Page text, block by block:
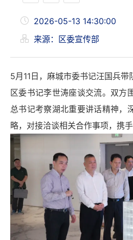
2026-05-13 14:30:00
来源：区委宣传部
5月11日，麻城市委书记汪国兵带
区委书记李世涛座谈交流。双方
总书记考察湖北重要讲话精神，
略，对接洽谈相关合作事项，携手